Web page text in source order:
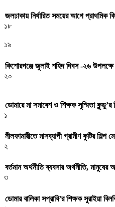
জলঢাকায় নির্ধারিত সময়ের আগে প্রাথমিক
১৮
১৯
কিশোরগঞ্জে জুলাই শহিদ দিবস -২৬
২০
ডোমারে মা সমাবেশ ও শিক্ষক সুস্মিতা কুন্ডু’র
১
নীলফামারীতে মাসব্যাপী গ্রামীণ কুটির শিল্প
২
বর্তমান অর্থনীতি ব্যবসার অর্থনীতি,
৩
ডোমার বালিকা সপ্রাবি’র শিক্ষক সুরাইয়া